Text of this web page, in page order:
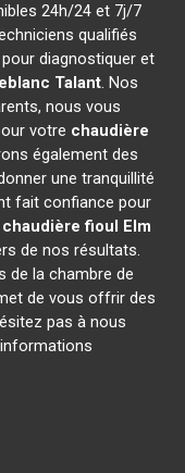
24h/24 et 7j/7
qualifiés
diagnostiquer et
Talant. Nos
nous vous
votre chaudière
également des
une tranquillité
fait confiance pour
chaudière fioul Elm
de nos résultats.
de la chambre de
de vous offrir des
pas à nous